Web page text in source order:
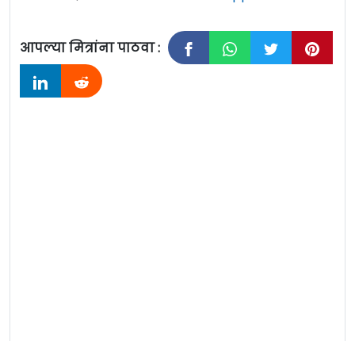
आपल्या मित्रांना पाठवा :